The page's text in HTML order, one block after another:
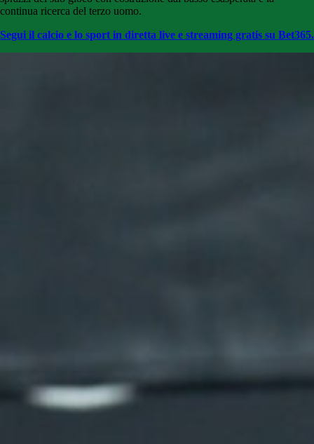
continua ricerca del terzo uomo.
Segui il calcio e lo sport in diretta live e streaming gratis su Bet365.